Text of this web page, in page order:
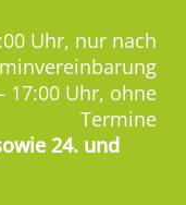
Uhr, nur nach
17:00 Uhr, ohne
Termine
24. und